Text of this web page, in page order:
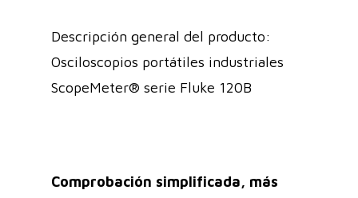
Descripción general del producto:
Osciloscopios portátiles industriales
ScopeMeter® serie Fluke 120B
Comprobación simplificada, más